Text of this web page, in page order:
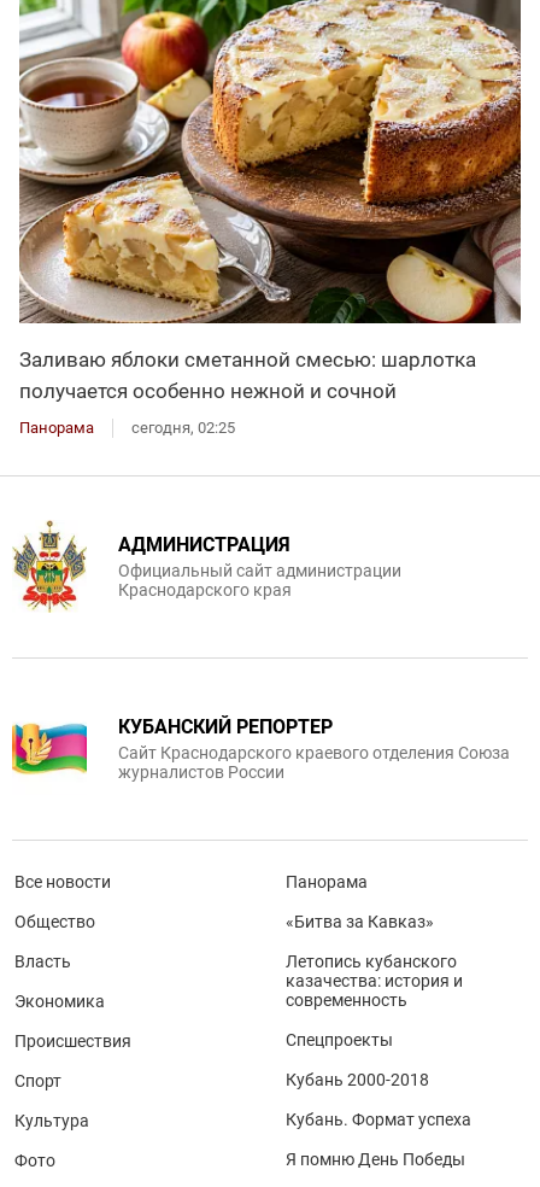
Заливаю яблоки сметанной смесью: шарлотка
получается особенно нежной и сочной
Панорама сегодня, 02:25
АДМИНИСТРАЦИЯ
Официальный сайт администрации
Краснодарского края
КУБАНСКИЙ РЕПОРТЕР
Сайт Краснодарского краевого отделения Союза
журналистов России
Все новости
Общество
Власть
Экономика
Происшествия
Спорт
Культура
Фото
Панорама
«Битва за Кавказ»
Летопись кубанского
казачества: история и
современность
Спецпроекты
Кубань 2000-2018
Кубань. Формат успеха
Я помню День Победы